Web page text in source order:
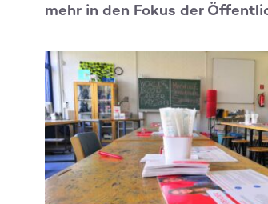
mehr in den Fokus der